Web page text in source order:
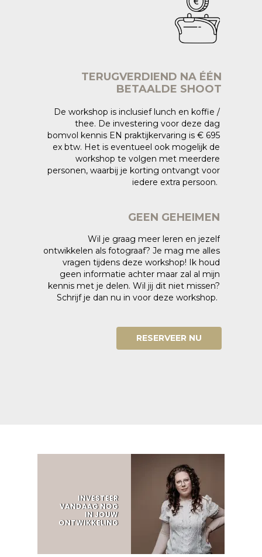
TERUGVERDIEND NA ÉÉN
BETAALDE SHOOT
De workshop is inclusief lunch en koffie /
thee. De investering voor deze dag
bomvol kennis EN praktijkervaring is € 695
ex btw. Het is eventueel ook mogelijk de
workshop te volgen met meerdere
personen, waarbij je korting ontvangt voor
iedere extra persoon.
GEEN GEHEIMEN
Wil je graag meer leren en jezelf
ontwikkelen als fotograaf? Je mag me alles
vragen tijdens deze workshop! Ik houd
geen informatie achter maar zal al mijn
kennis met je delen. Wil jij dit niet missen?
Schrijf je dan nu in voor deze workshop.
RESERVEER NU
INVESTEER
VANDAAG NOG
IN JOUW
ONTWIKKELING